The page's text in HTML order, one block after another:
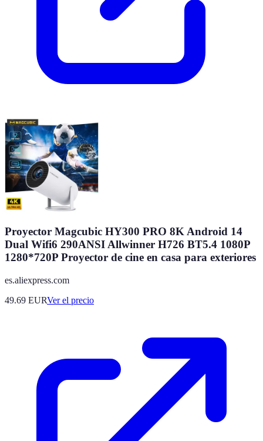
Proyector Magcubic HY300 PRO 8K Android 14
Dual Wifi6 290ANSI Allwinner H726 BT5.4 1080P
1280*720P Proyector de cine en casa para exteriores
es.aliexpress.com
49.69 EURVer el precio